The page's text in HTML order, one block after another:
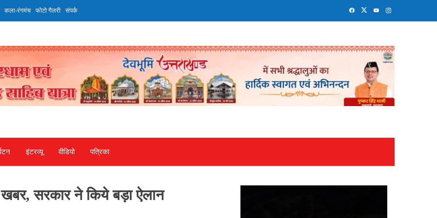
कला-रंगमंच फोटो गैलरी संपर्क
इंटरव्‍यू वीडियो पत्रिका
सरकार ने किये बड़ा ऐलान